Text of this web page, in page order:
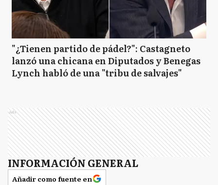
"¿Tienen partido de pádel?": Castagneto
lanzó una chicana en Diputados y Benegas
Lynch habló de una "tribu de salvajes"
Ads
INFORMACIÓN GENERAL
Añadir como fuente en